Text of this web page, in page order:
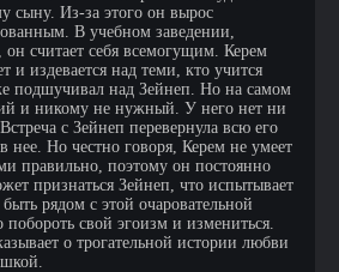
сыну. Из-за этого он вырос
В учебном заведении,
он считает себя всемогущим. Керем
и издевается над теми, кто учится
подшучивал над Зейнеп. Но на самом
и никому не нужный. У него нет ни
с Зейнеп перевернула всю его
Но честно говоря, Керем не умеет
правильно, поэтому он постоянно
признаться Зейнеп, что испытывает
рядом с этой очаровательной
свой эгоизм и измениться.
о трогательной истории любви